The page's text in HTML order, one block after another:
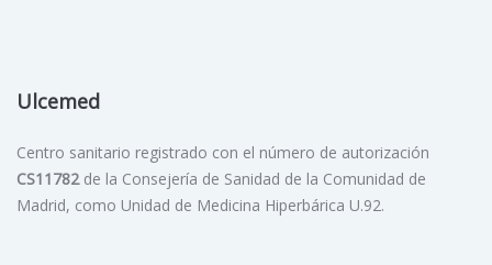
Ulcemed
Centro sanitario registrado con el número de autorización
CS11782de la Consejería de Sanidad de la Comunidad de
Madrid, como Unidad de Medicina Hiperbárica U.92.